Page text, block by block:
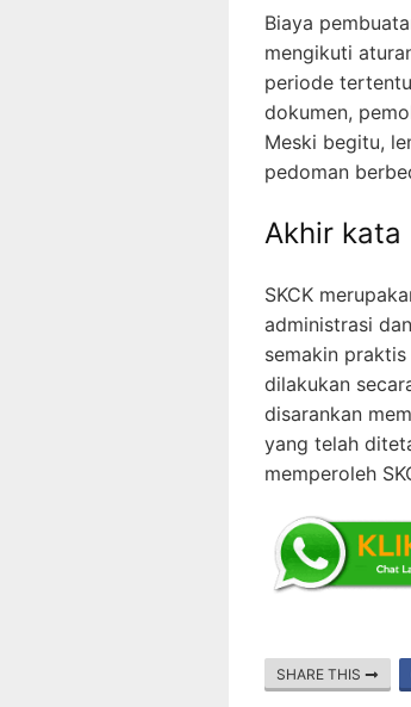
Biaya
mengikuti
periode
dokumen,
Meski begitu,
pedoman
Akhir kata
SKCK
administrasi
semakin
dilakukan
disarankan
yang telah
memperoleh
SHARE THIS